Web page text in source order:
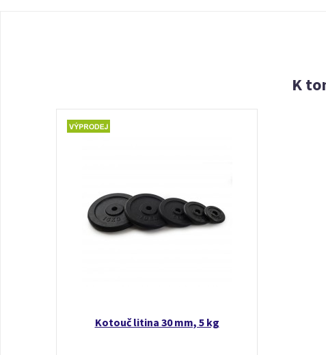
K
Kotouč litina 30 mm, 5 kg